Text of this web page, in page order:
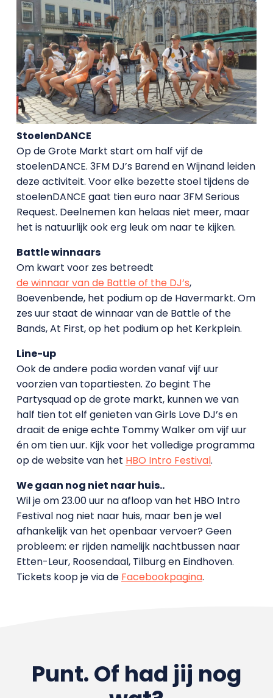
StoelenDANCE
Op de Grote Markt start om half vijf de
stoelenDANCE. 3FM DJ’s Barend en Wijnand leiden
deze activiteit. Voor elke bezette stoel tijdens de
stoelenDANCE gaat tien euro naar 3FM Serious
Request. Deelnemen kan helaas niet meer, maar
het is natuurlijk ook erg leuk om naar te kijken.
Battle winnaars
Om kwart voor zes betreedt
de winnaar van de Battle of the DJ’s,
Boevenbende, het podium op de Havermarkt. Om
zes uur staat de winnaar van de Battle of the
Bands, At First, op het podium op het Kerkplein.
Line-up
Ook de andere podia worden vanaf vijf uur
voorzien van topartiesten. Zo begint The
Partysquad op de grote markt, kunnen we van
half tien tot elf genieten van Girls Love DJ’s en
draait de enige echte Tommy Walker om vijf uur
én om tien uur. Kijk voor het volledige programma
op de website van het HBO Intro Festival.
We gaan nog niet naar huis..
Wil je om 23.00 uur na afloop van het HBO Intro
Festival nog niet naar huis, maar ben je wel
afhankelijk van het openbaar vervoer? Geen
probleem: er rijden namelijk nachtbussen naar
Etten-Leur, Roosendaal, Tilburg en Eindhoven.
Tickets koop je via de Facebookpagina.
Punt. Of had jij nog